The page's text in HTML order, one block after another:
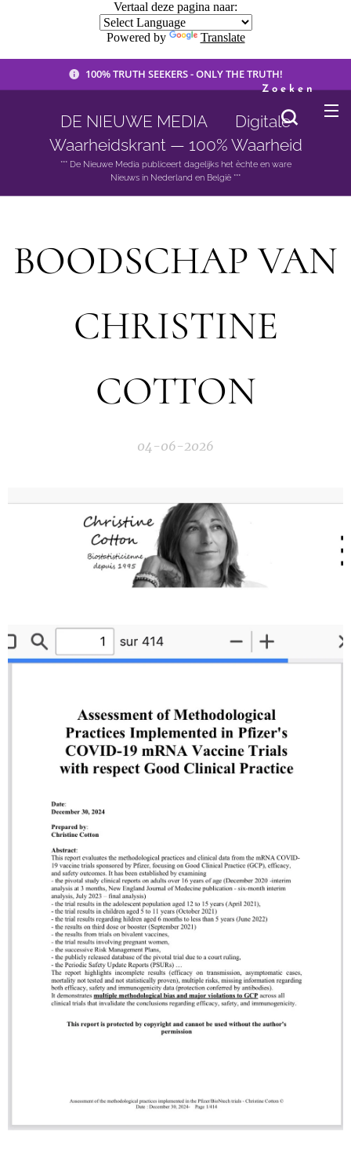
Vertaal deze pagina naar:
Powered by Translate
100% TRUTH SEEKERS - ONLY THE TRUTH!
DE NIEUWE MEDIA 🟣 Digitale
Waarheidskrant — 100% Waarheid
*** De Nieuwe Media publiceert dagelijks het èchte en ware
Nieuws in Nederland en België ***
Zoeken
BOODSCHAP VAN
CHRISTINE
COTTON
04-06-2026